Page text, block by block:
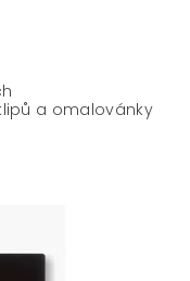
a omalovánky